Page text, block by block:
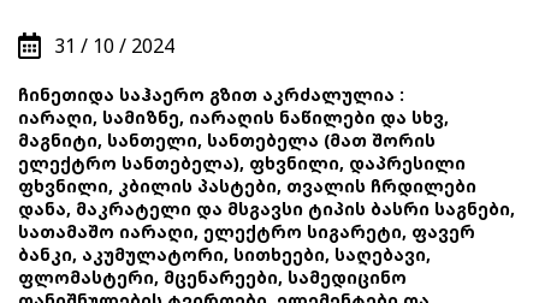
31 / 10 / 2024
ჩინეთიდა საჰაერო გზით აკრძალულია :
იარაღი, სამიზნე, იარაღის ნაწილები და სხვ,
მაგნიტი, სანთელი, სანთებელა (მათ შორის
ელექტრო სანთებელა), ფხვნილი, დაპრესილი
ფხვნილი, კბილის პასტები, თვალის ჩრდილები
დანა, მაკრატელი და მსგავსი ტიპის ბასრი საგნები,
სათამაშო იარაღი, ელექტრო სიგარეტი, ფავერ
ბანკი, აკუმულატორი, სითხეები, საღებავი,
ფლომასტერი, მცენარეები, სამედიცინო